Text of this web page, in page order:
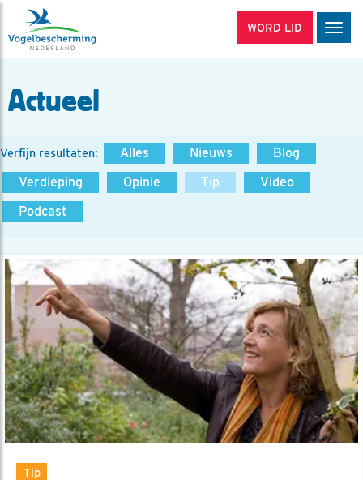
WORD LID
Actueel
Verfijn resultaten: Alles Nieuws
Blog
Verdieping
Opinie Tip
Video
Podcast
Tip